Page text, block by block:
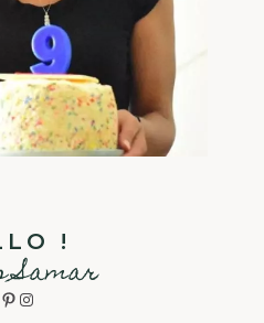
!
Samar
Pinterest
Instagram